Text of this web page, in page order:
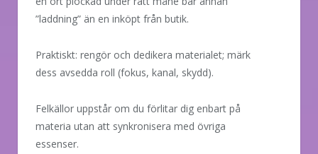
”laddning” än en inköpt från butik.
Praktiskt: rengör och dedikera materialet; märk
dess avsedda roll (fokus, kanal, skydd).
Felkällor uppstår om du förlitar dig enbart på
materia utan att synkronisera med övriga
essenser.